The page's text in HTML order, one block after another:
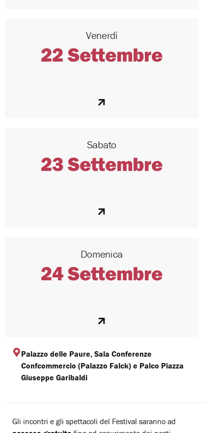
Venerdì
22 Settembre
Sabato
23 Settembre
Domenica
24 Settembre
Palazzo delle Paure, Sala Conferenze
Confcommercio (Palazzo Falck) e Palco Piazza
Giuseppe Garibaldi
Gli incontri e gli spettacoli del Festival saranno ad